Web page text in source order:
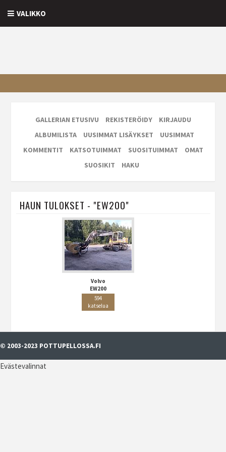
VALIKKO
GALLERIAN ETUSIVU REKISTERÖIDY
KIRJAUDU
ALBUMILISTA
UUSIMMAT LISÄYKSET
UUSIMMAT
KOMMENTIT
KATSOTUIMMAT SUOSITUIMMAT
OMAT
SUOSIKIT
HAKU
HAUN TULOKSET - "EW200"
Volvo
EW200
594
katselua
© 2003-2023 POTTUPELLOSSA.FI
Evästevalinnat